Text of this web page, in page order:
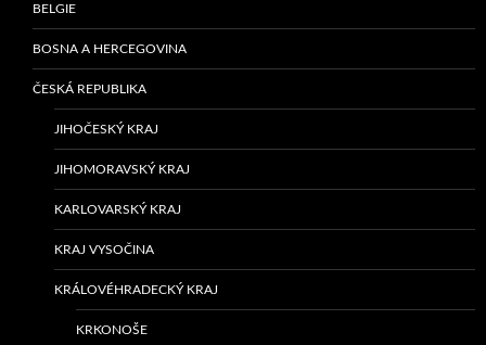
BELGIE
BOSNA A HERCEGOVINA
ČESKÁ REPUBLIKA
JIHOČESKÝ KRAJ
JIHOMORAVSKÝ KRAJ
KARLOVARSKÝ KRAJ
KRAJ VYSOČINA
KRÁLOVÉHRADECKÝ KRAJ
KRKONOŠE